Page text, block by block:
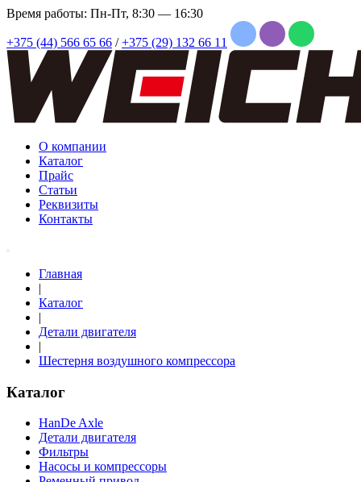
Время работы: Пн-Пт, 8:30 — 16:30
+375 (44) 566 65 66 / +375 (29) 132 66 11
О компании
Каталог
Прайс
Статьи
Реквизиты
Контакты
Главная
|
Каталог
|
Детали двигателя
|
Шестерня воздушного компрессора
Каталог
HanDe Axle
Детали двигателя
Фильтры
Насосы и компрессоры